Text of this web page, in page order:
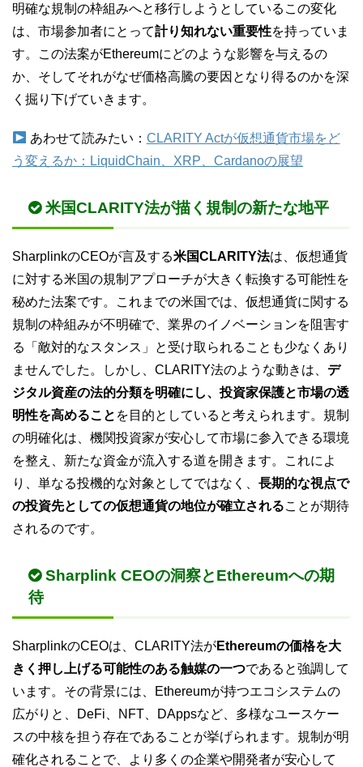
明確な規制の枠組みへと移行しようとしているこの変化
は、市場参加者にとって計り知れない重要性を持っていま
す。この法案がEthereumにどのような影響を与えるの
か、そしてそれがなぜ価格高騰の要因となり得るのかを深
く掘り下げていきます。
あわせて読みたい： CLARITY Actが仮想通貨市場をど
う変えるか：LiquidChain、XRP、Cardanoの展望
米国CLARITY法が描く規制の新たな地平
SharplinkのCEOが言及する米国CLARITY法は、仮想通貨
に対する米国の規制アプローチが大きく転換する可能性を
秘めた法案です。これまでの米国では、仮想通貨に関する
規制の枠組みが不明確で、業界のイノベーションを阻害す
る「敵対的なスタンス」と受け取られることも少なくあり
ませんでした。しかし、CLARITY法のような動きは、 デ
ジタル資産の法的分類を明確にし、投資家保護と市場の透
明性を高めること を目的としていると考えられます。規制
の明確化は、機関投資家が安心して市場に参入できる環境
を整え、新たな資金が流入する道を開きます。これによ
り、単なる投機的な対象としてではなく、 長期的な視点で
の投資先としての仮想通貨の地位が確立されることが期待
されるのです。
Sharplink CEOの洞察とEthereumへの期
待
SharplinkのCEOは、CLARITY法がEthereumの価格を大
きく押し上げる可能性のある触媒の一つであると強調して
います。その背景には、Ethereumが持つエコシステムの
広がりと、DeFi、NFT、DAppsなど、多様なユースケー
スの中核を担う存在であることが挙げられます。規制が明
確化されることで、より多くの企業や開発者が安心して